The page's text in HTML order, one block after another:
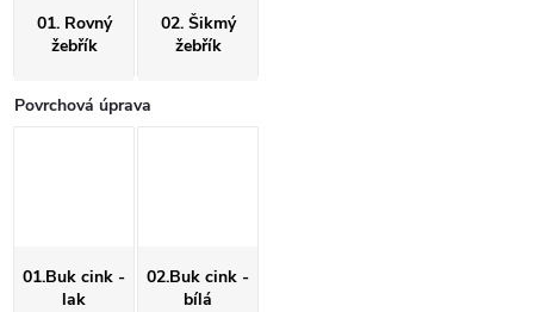
01. Rovný
žebřík
02. Šikmý
žebřík
Povrchová úprava
01.Buk cink -
lak
02.Buk cink -
bílá